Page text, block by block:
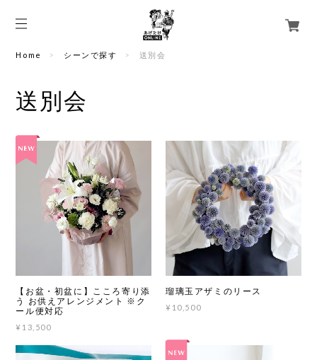
Home シーンで探す 送別会
送別会
【お盆・初盆に】こころ寄り添
う お供えアレンジメント ※ク
ール便対応
¥13,500
瑠璃玉アザミのリース
¥10,500